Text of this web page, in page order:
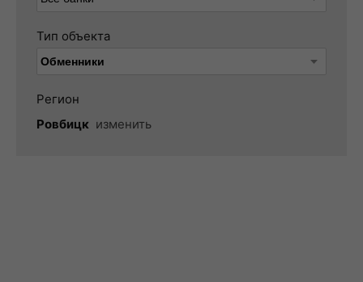
Тип объекта
Регион
Ровбицк изменить